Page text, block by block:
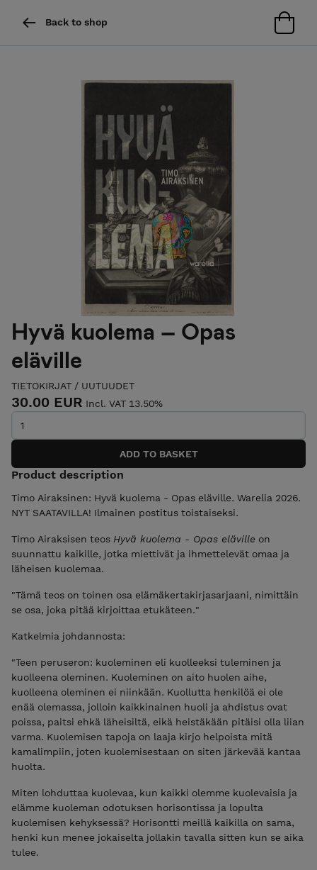
Back to shop
Hyvä kuolema – Opas
eläville
TIETOKIRJAT / UUTUUDET
30.00 EUR Incl. VAT 13.50%
Product description
Timo Airaksinen: Hyvä kuolema - Opas eläville. Warelia 2026.
NYT SAATAVILLA! Ilmainen postitus toistaiseksi.
Timo Airaksisen teos Hyvä kuolema - Opas eläville on
suunnattu kaikille, jotka miettivät ja ihmettelevät omaa ja
läheisen kuolemaa.
"Tämä teos on toinen osa elämäkertakirjasarjaani, nimittäin
se osa, joka pitää kirjoittaa etukäteen."
Katkelmia johdannosta:
"Teen peruseron: kuoleminen eli kuolleeksi tuleminen ja
kuolleena oleminen. Kuoleminen on aito huolen aihe,
kuolleena oleminen ei niinkään. Kuollutta henkilöä ei ole
enää olemassa, jolloin kaikkinainen huoli ja ahdistus ovat
poissa, paitsi ehkä läheisiltä, eikä heistäkään pitäisi olla liian
varma. Kuolemisen tapoja on laaja kirjo helpoista mitä
kamalimpiin, joten kuolemisestaan on siten järkevää kantaa
huolta.
Miten lohduttaa kuolevaa, kun kaikki olemme kuolevaisia ja
elämme kuoleman odotuksen horisontissa ja lopulta
kuolemisen kehyksessä? Horisontti meillä kaikilla on sama,
henki kun menee jokaiselta jollakin tavalla sitten kun se aika
tulee.